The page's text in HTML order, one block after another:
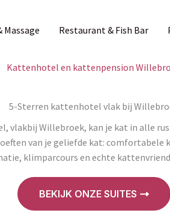
Massage Restaurant & Fish Bar
Kattenhotel en kattenpension
5-Sterren kattenhotel vlak bij
vlakbij Willebroek, kan je kat in alle
van je geliefde kat:
klimparcours en echte
BEKIJK ONZE SUITES